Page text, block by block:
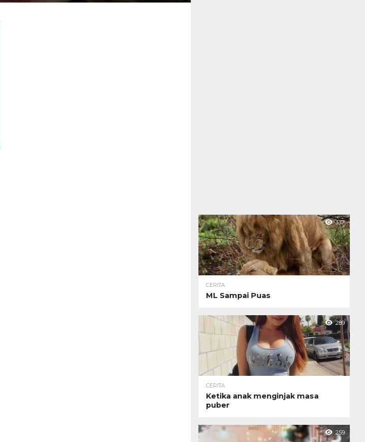
337
CERITA
ML Sampai Puas
289
CERITA
Ketika anak menginjak masa
puber
259